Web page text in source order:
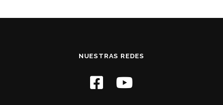
NUESTRAS REDES